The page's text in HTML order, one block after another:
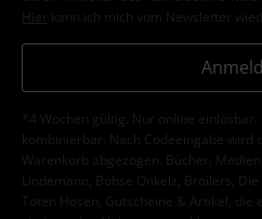
Hier kann ich mich vom Newsletter
*4 Wochen gültig. Nur online
kombinierbar. Nach Codeeingabe wird
Warenkorb abgezogen. Bücher,
Lindemann, Böhse Onkelz, Broilers,
Toten Hosen, Gutscheine & Artikel,